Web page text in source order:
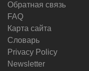
Обратная связь
FAQ
Карта сайта
Словарь
Privacy Policy
Newsletter